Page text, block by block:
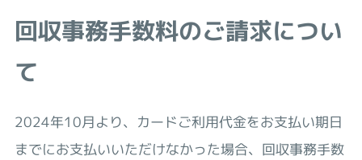
回収事務手数料のご請求につい
て
2024年10月より、カードご利用代金をお支払い期日
までにお支払いいただけなかった場合、回収事務手数